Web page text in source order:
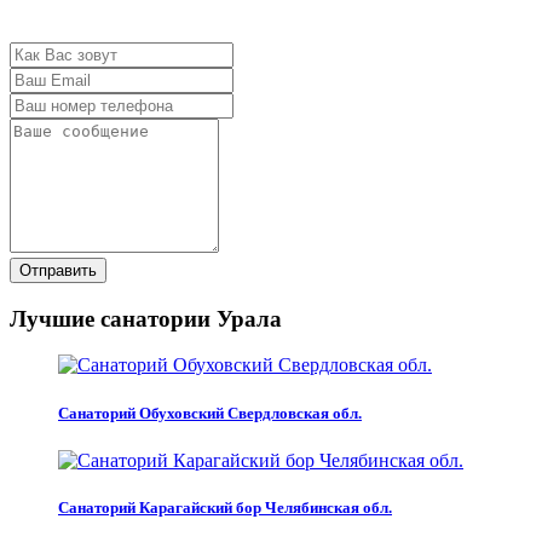
Отправить
Лучшие санатории Урала
Санаторий Обуховский Свердловская обл.
Санаторий Карагайский бор Челябинская обл.